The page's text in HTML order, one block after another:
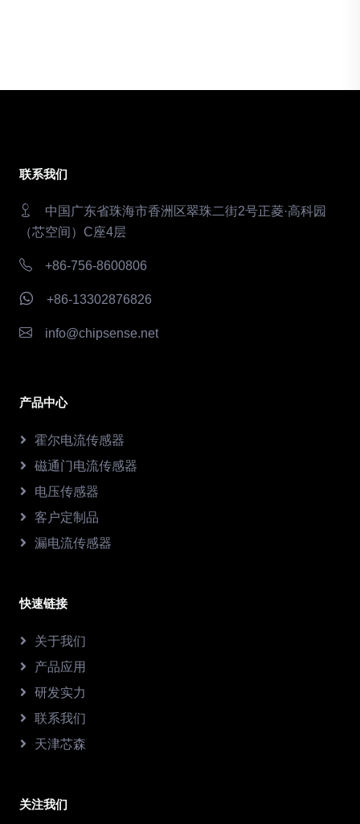
联系我们
中国广东省珠海市香洲区翠珠二街2号正菱·高科园
（芯空间）C座4层
+86-756-8600806
+86-13302876826
info@chipsense.net
产品中心
霍尔电流传感器
磁通门电流传感器
电压传感器
客户定制品
漏电流传感器
快速链接
关于我们
产品应用
研发实力
联系我们
天津芯森
关注我们